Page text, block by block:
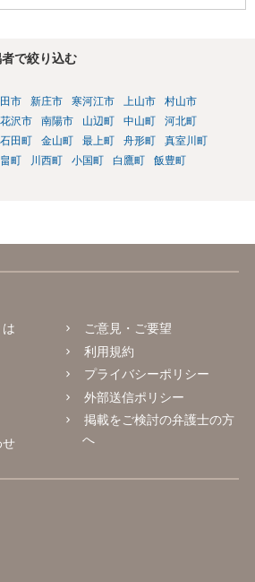
で絞り込む
市 新庄市 寒河江市 上山市
村山市
沢市 南陽市 山辺町 中山町
河北町
田町 金山町 最上町 舟形町
真室川町
町 川西町 小国町 白鷹町
飯豊町
せ
ご意見・ご要望
利用規約
プライバシーポリシー
外部送信ポリシー
掲載をご検討の弁護士の方
へ